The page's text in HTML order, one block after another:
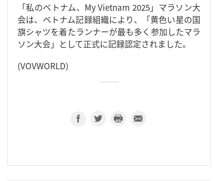
「私のベトナム、My Vietnam 2025」マラソン大
会は、ベトナム記録組織により、「黄色い星の国
旗シャツを着たランナーが最も多く参加したマラ
ソン大会」として正式に記録認定されました。
(VOVWORLD)